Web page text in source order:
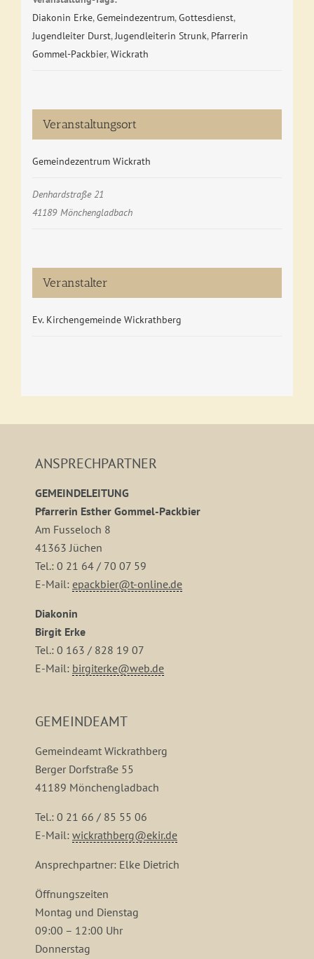
Diakonin Erke,Gemeindezentrum,Gottesdienst,
Jugendleiter Durst,Jugendleiterin Strunk, Pfarrerin
Gommel-Packbier,Wickrath
Veranstaltungsort
Gemeindezentrum Wickrath
Denhardstraße 21
Mönchengladbach
41189
Veranstalter
Ev. Kirchengemeinde Wickrathberg
ANSPRECHPARTNER
GEMEINDELEITUNG
Pfarrerin Esther Gommel-Packbier
Am Fusseloch 8
41363 Jüchen
Tel.: 0 21 64 / 70 07 59
E-Mail: epackbier@t-online.de
Diakonin
Birgit Erke
Tel.: 0 163 / 828 19 07
E-Mail: birgiterke@web.de
GEMEINDEAMT
Gemeindeamt Wickrathberg
Berger Dorfstraße 55
41189 Mönchengladbach
Tel.: 0 21 66 / 85 55 06
E-Mail: wickrathberg@ekir.de
Ansprechpartner: Elke Dietrich
Öffnungszeiten
Montag und Dienstag
09:00 – 12:00 Uhr
Donnerstag